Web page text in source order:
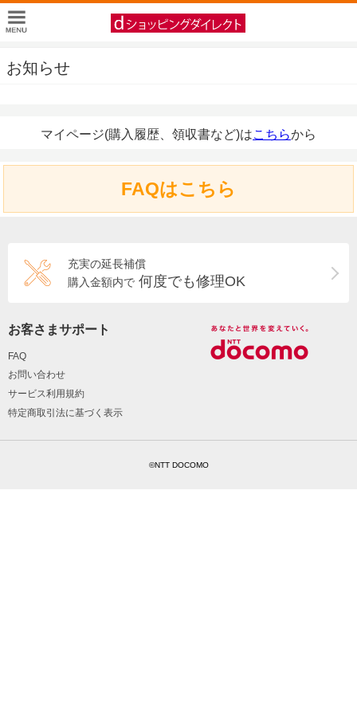
お知らせ
マイページ(購入履歴、領収書など)はこちらから
FAQはこちら
充実の延長補償
購入金額内で 何度でも修理OK
お客さまサポート
FAQ
お問い合わせ
サービス利用規約
特定商取引法に基づく表示
©NTT DOCOMO